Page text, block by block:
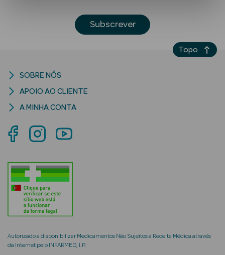
Ver Tudo
Solares
Corpo
Lábios
Solares Bebé e
Criança
Subscrever
Autorizado a disponibilizar Medicamentos Não Sujeitos a Receita Médica através
da Internet pelo INFARMED, I.P.
SOBRE NÓS
APOIO AO CLIENTE
A MINHA CONTA
Topo